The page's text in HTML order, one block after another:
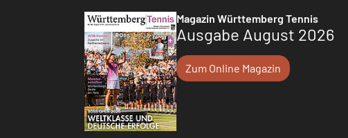
Magazin Württemberg Tennis
Ausgabe August 2026
Zum Online Magazin